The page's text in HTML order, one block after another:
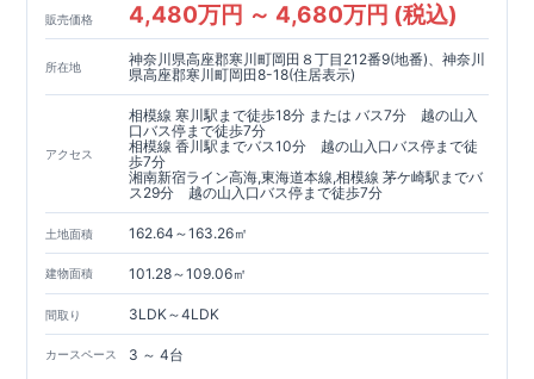
販売価格 4,480万円 ～ 4,680万円 (税込)
所在地
神奈川県高座郡寒川町岡田８丁目212番9(地番)、神奈川
県高座郡寒川町岡田8-18(住居表示)
アクセス
相模線 寒川駅まで徒歩18分 または バス7分 越の山入
口バス停まで徒歩7分
相模線 香川駅までバス10分 越の山入口バス停まで徒
歩7分
湘南新宿ライン高海,東海道本線,相模線 茅ケ崎駅までバ
ス29分 越の山入口バス停まで徒歩7分
土地面積 162.64～163.26㎡
建物面積 101.28～109.06㎡
間取り 3LDK～4LDK
カースペース 3 ～ 4台